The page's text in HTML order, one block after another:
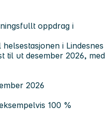
oppdrag i
i Lindesnes
til ut desember 2026, med
2026
100 %